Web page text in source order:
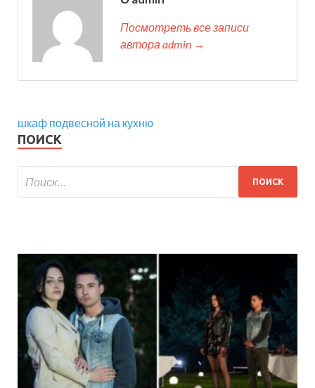
Посмотреть все записи
автора admin →
шкаф подвесной на кухню
ПОИСК